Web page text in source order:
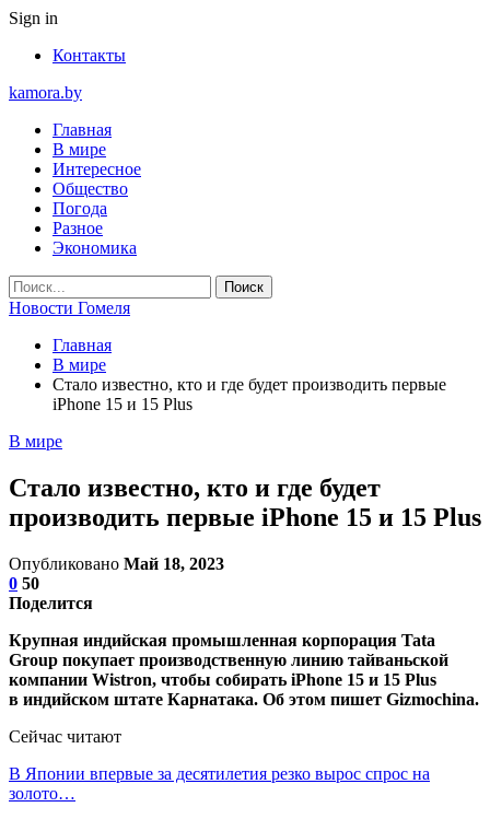
Sign in
Контакты
kamora.by
Главная
В мире
Интересное
Общество
Погода
Разное
Экономика
Новости Гомеля
Главная
В мире
Стало известно, кто и где будет производить первые
iPhone 15 и 15 Plus
В мире
Стало известно, кто и где будет
производить первые iPhone 15 и 15 Plus
Опубликовано Май 18, 2023
0 50
Поделится
Крупная индийская промышленная корпорация Tata
Group покупает производственную линию тайваньской
компании Wistron, чтобы собирать iPhone 15 и 15 Plus
в индийском штате Карнатака. Об этом пишет Gizmochina.
Сейчас читают
В Японии впервые за десятилетия резко вырос спрос на
золото…